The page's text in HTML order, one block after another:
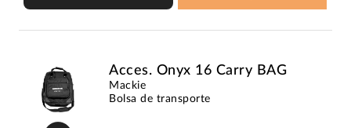
Acces. Onyx 16 Carry BAG
Mackie
Bolsa de transporte